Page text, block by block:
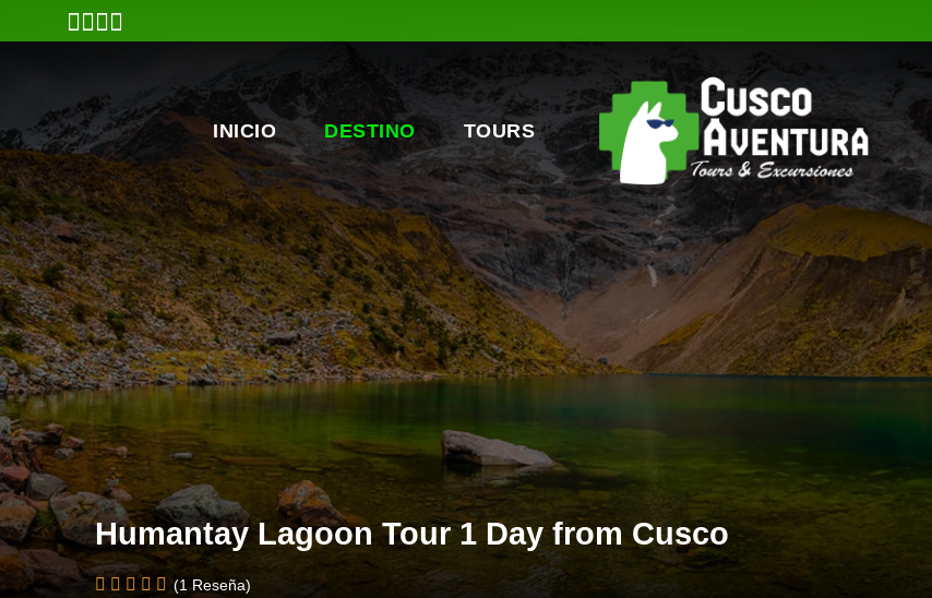
INICIO DESTINO TOURS
Humantay Lagoon Tour 1 Day from Cusco
(1 Reseña)